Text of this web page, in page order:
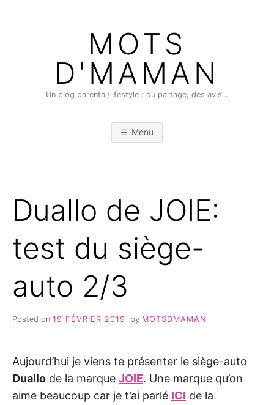
MOTS
D'MAMAN
Un blog parental/lifestyle : du partage, des avis…
Menu
Duallo de JOIE:
test du siège-
auto 2/3
Posted on 19 FÉVRIER 2019 by MOTSDMAMAN
Aujourd’hui je viens te présenter le siège-auto
Duallo de la marque JOIE. Une marque qu’on
aime beaucoup car je t’ai parlé ICI de la